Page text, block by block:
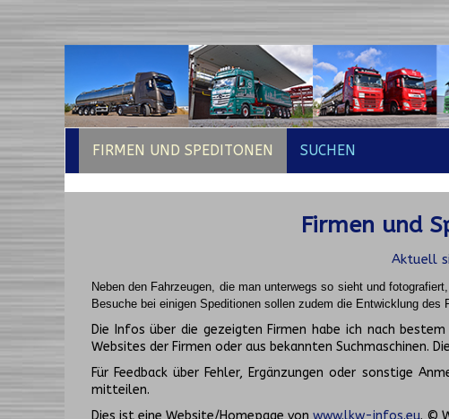
FIRMEN UND SPEDITONEN SUCHEN
Firmen und
Aktuell
Neben den Fahrzeugen, die man unterwegs so sieht und
Besuche bei einigen Speditionen sollen zudem die Entwicklung des
Die Infos über die gezeigten Firmen habe ich nach
Websites der Firmen oder aus bekannten Suchmaschinen.
Für Feedback über Fehler, Ergänzungen oder sonstige
mitteilen.